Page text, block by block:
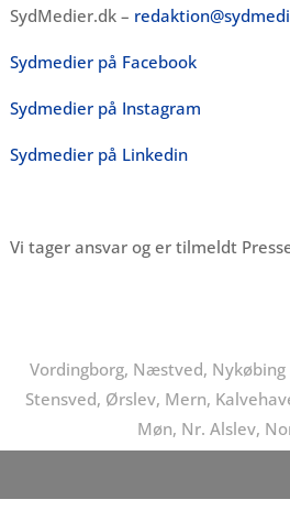
SydMedier.dk –
Sydmedier på Facebook
Sydmedier på Instagram
Sydmedier på Linkedin
Vi tager ansvar og er tilmeldt
Vordingborg, Næstved, Nykøbing
Stensved, Ørslev, Mern,
Møn, Nr. Alslev,